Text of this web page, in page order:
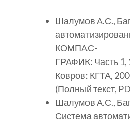
Шалумов А.С.,
КОМПАС-
ГРАФИК: Часть 1,
Ковров: КГТА,
(Полныйтекст,
Шалумов А.С.,
Система